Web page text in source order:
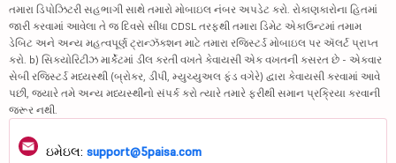
તમારા ડિપોઝિટરી સહભાગી સાથે તમારો મોબાઇલ નંબર અપડેટ કરો. રોકાણકારોના હિતમાં
જારી કરવામાં આવેલા તે જ દિવસે સીધા CDSL તરફથી તમારા ડિમેટ એકાઉન્ટમાં તમામ
ડેબિટ અને અન્ય મહત્વપૂર્ણ ટ્રાન્ઝૅક્શન માટે તમારા રજિસ્ટર્ડ મોબાઇલ પર ઍલર્ટ પ્રાપ્ત
કરો. b) સિક્યોરિટીઝ માર્કેટમાં ડીલ કરતી વખતે કેવાયસી એક વખતની કસરત છે - એકવાર
સેબી રજિસ્ટર્ડ મધ્યસ્થી (બ્રોકર, ડીપી, મ્યુચ્યુઅલ ફંડ વગેરે) દ્વારા કેવાયસી કરવામાં આવે
પછી, જ્યારે તમે અન્ય મધ્યસ્થીનો સંપર્ક કરો ત્યારે તમારે ફરીથી સમાન પ્રક્રિયા કરવાની
જરૂર નથી.
ઇમેઇલ: support@5paisa.com